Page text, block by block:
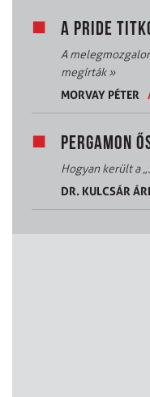
A PRIDE
A
megírták»
MORVAY PÉTER
PERGAMON
Hogyan került a
DR. KULCSÁR